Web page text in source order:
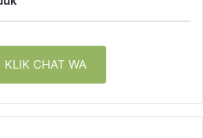
KLIK CHAT WA